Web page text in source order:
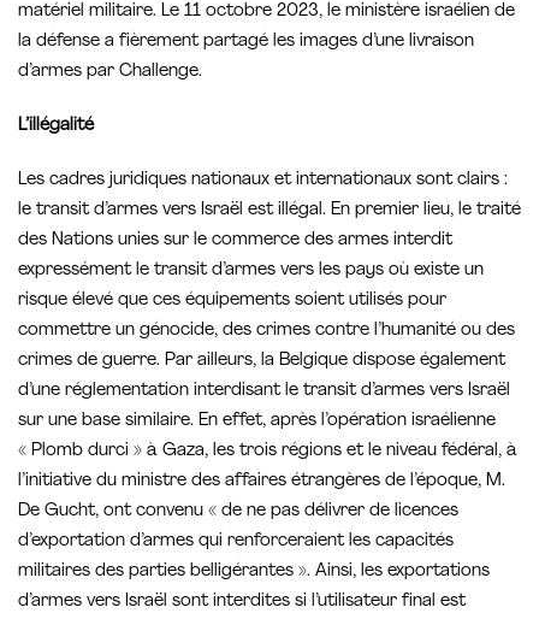
matériel militaire. Le 11 octobre 2023, le ministère israélien de
la défense a fièrement partagé les images d’une livraison
d’armes par Challenge.
L’illégalité
Les cadres juridiques nationaux et internationaux sont clairs :
le transit d’armes vers Israël est illégal. En premier lieu, le traité
des Nations unies sur le commerce des armes interdit
expressément le transit d’armes vers les pays où existe un
risque élevé que ces équipements soient utilisés pour
commettre un génocide, des crimes contre l’humanité ou des
crimes de guerre. Par ailleurs, la Belgique dispose également
d’une réglementation interdisant le transit d’armes vers Israël
sur une base similaire. En effet, après l’opération israélienne
« Plomb durci » à Gaza, les trois régions et le niveau fédéral, à
l’initiative du ministre des affaires étrangères de l’époque, M.
De Gucht, ont convenu « de ne pas délivrer de licences
d’exportation d’armes qui renforceraient les capacités
militaires des parties belligérantes ». Ainsi, les exportations
d’armes vers Israël sont interdites si l’utilisateur final est